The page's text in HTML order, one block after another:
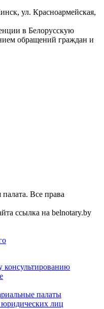
ул. Красноармейская,
в Белорусскую
обращений граждан и
Все права
ссылка на belnotary.by
консультированию
палаты
лиц